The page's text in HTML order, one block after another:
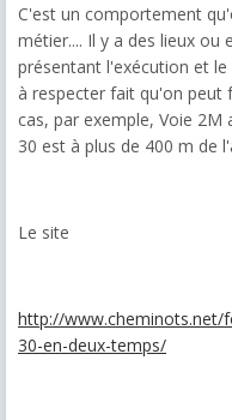
C'est un comportement
métier.... Il y a des lieux ou
présentant l'exécution et
à respecter fait qu'on peut
cas, par exemple, Voie 2M
30 est à plus de 400 m de
Le site
http://www.cheminots.net/
30-en-deux-temps/